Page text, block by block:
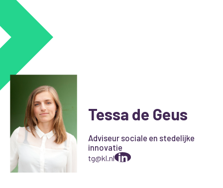
Tessa de Geus
Adviseur sociale en stedelijke
innovatie
tg@kl.nl